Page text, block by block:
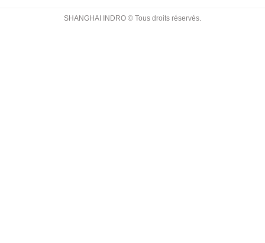
SHANGHAI INDRO © Tous droits réservés.